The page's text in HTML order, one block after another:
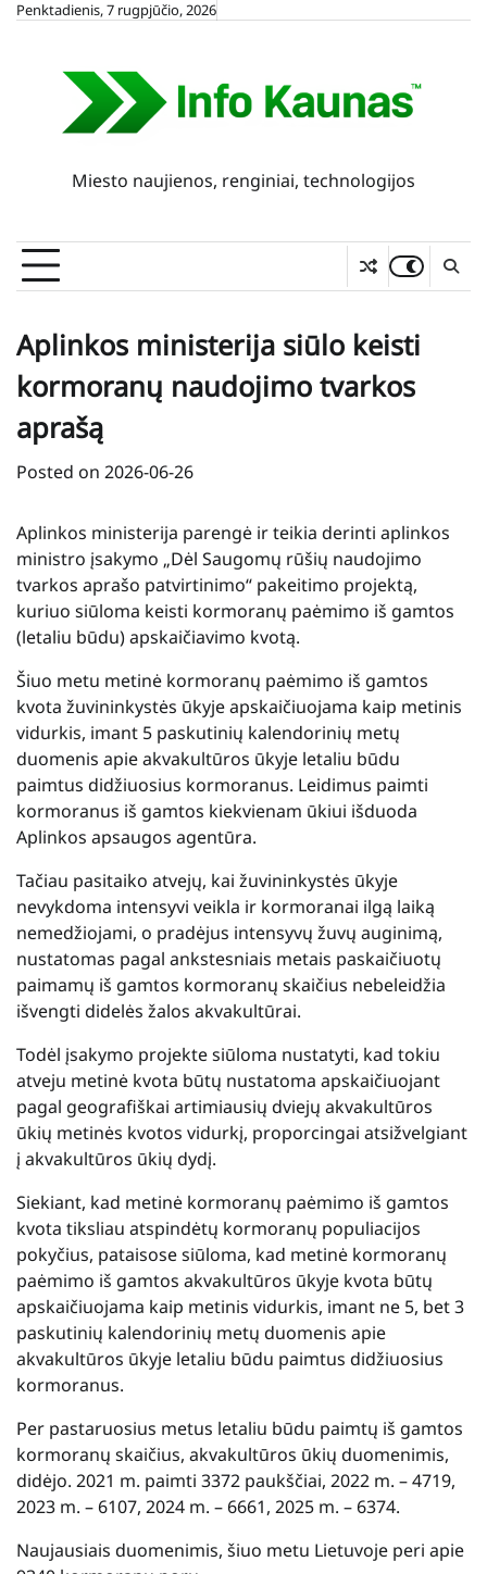
SkipPenktadienis, 7 rugpjūčio, 2026
Miesto naujienos, renginiai, technologijos
Aplinkos ministerija siūlo keisti
kormoranų naudojimo tvarkos
aprašą
Posted on 2026-06-26
Aplinkos ministerija parengė ir teikia derinti aplinkos
ministro įsakymo „Dėl Saugomų rūšių naudojimo
tvarkos aprašo patvirtinimo“ pakeitimo projektą,
kuriuo siūloma keisti kormoranų paėmimo iš gamtos
(letaliu būdu) apskaičiavimo kvotą.
Šiuo metu metinė kormoranų paėmimo iš gamtos
kvota žuvininkystės ūkyje apskaičiuojama kaip metinis
vidurkis, imant 5 paskutinių kalendorinių metų
duomenis apie akvakultūros ūkyje letaliu būdu
paimtus didžiuosius kormoranus. Leidimus paimti
kormoranus iš gamtos kiekvienam ūkiui išduoda
Aplinkos apsaugos agentūra.
Tačiau pasitaiko atvejų, kai žuvininkystės ūkyje
nevykdoma intensyvi veikla ir kormoranai ilgą laiką
nemedžiojami, o pradėjus intensyvų žuvų auginimą,
nustatomas pagal ankstesniais metais paskaičiuotų
paimamų iš gamtos kormoranų skaičius nebeleidžia
išvengti didelės žalos akvakultūrai.
Todėl įsakymo projekte siūloma nustatyti, kad tokiu
atveju metinė kvota būtų nustatoma apskaičiuojant
pagal geografiškai artimiausių dviejų akvakultūros
ūkių metinės kvotos vidurkį, proporcingai atsižvelgiant
į akvakultūros ūkių dydį.
Siekiant, kad metinė kormoranų paėmimo iš gamtos
kvota tiksliau atspindėtų kormoranų populiacijos
pokyčius, pataisose siūloma, kad metinė kormoranų
paėmimo iš gamtos akvakultūros ūkyje kvota būtų
apskaičiuojama kaip metinis vidurkis, imant ne 5, bet 3
paskutinių kalendorinių metų duomenis apie
akvakultūros ūkyje letaliu būdu paimtus didžiuosius
kormoranus.
Per pastaruosius metus letaliu būdu paimtų iš gamtos
kormoranų skaičius, akvakultūros ūkių duomenimis,
didėjo. 2021 m. paimti 3372 paukščiai, 2022 m. – 4719,
2023 m. – 6107, 2024 m. – 6661, 2025 m. – 6374.
Naujausiais duomenimis, šiuo metu Lietuvoje peri apie